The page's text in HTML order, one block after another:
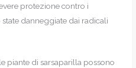
protezione contro i
danneggiate dai radicali
piante di sarsaparilla possono